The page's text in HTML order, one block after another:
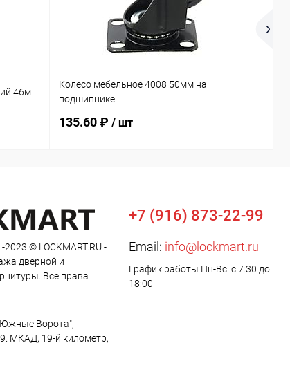
46м
Колесо мебельное 4008 50мм на
подшипнике
135.60 ₽ / шт
© LOCKMART.RU -
дверной и
Все права
Ворота",
МКАД, 19-й километр,
+7 (916) 873-22-99
Email: info@lockmart.ru
График работы Пн-Вс: с 7:30 до
18:00